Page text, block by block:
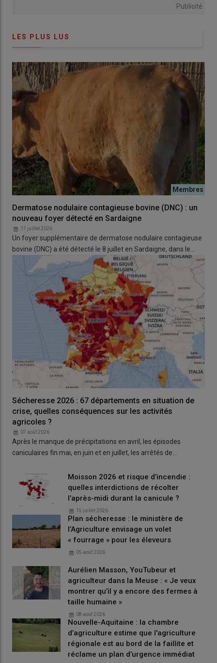
Publicité
LES PLUS LUS
Dermatose nodulaire contagieuse bovine (DNC) : un
nouveau foyer détecté en Sardaigne
17 juillet 2026
Un foyer supplémentaire de dermatose nodulaire contagieuse
bovine (DNC) a été détecté le 8 juillet en Sardaigne, dans le…
Sécheresse 2026 : 67 départements en situation de
crise, quelles conséquences sur les activités
agricoles ?
07 août 2026
Après le manque de précipitations en avril, les épisodes
caniculaires fin mai, en juin et en juillet, les arrêtés de…
Moisson 2026 et risque d’incendie :
quelles interdictions de récolter
l’après-midi durant la canicule ?
15 juillet 2026
Plan sécheresse : le ministère de
l’Agriculture envisage un volet
« fourrage » pour les éleveurs
05 août 2026
Aurélien Masson, YouTubeur et
agriculteur dans la Meuse : « Je veux
montrer qu’il y a encore des fermes à
taille humaine »
08 août 2026
Nouvelle-Aquitaine : la chambre
d’agriculture estime que l'agriculture
régionale est au bord de la faillite et
réclame un plan d’urgence immédiat